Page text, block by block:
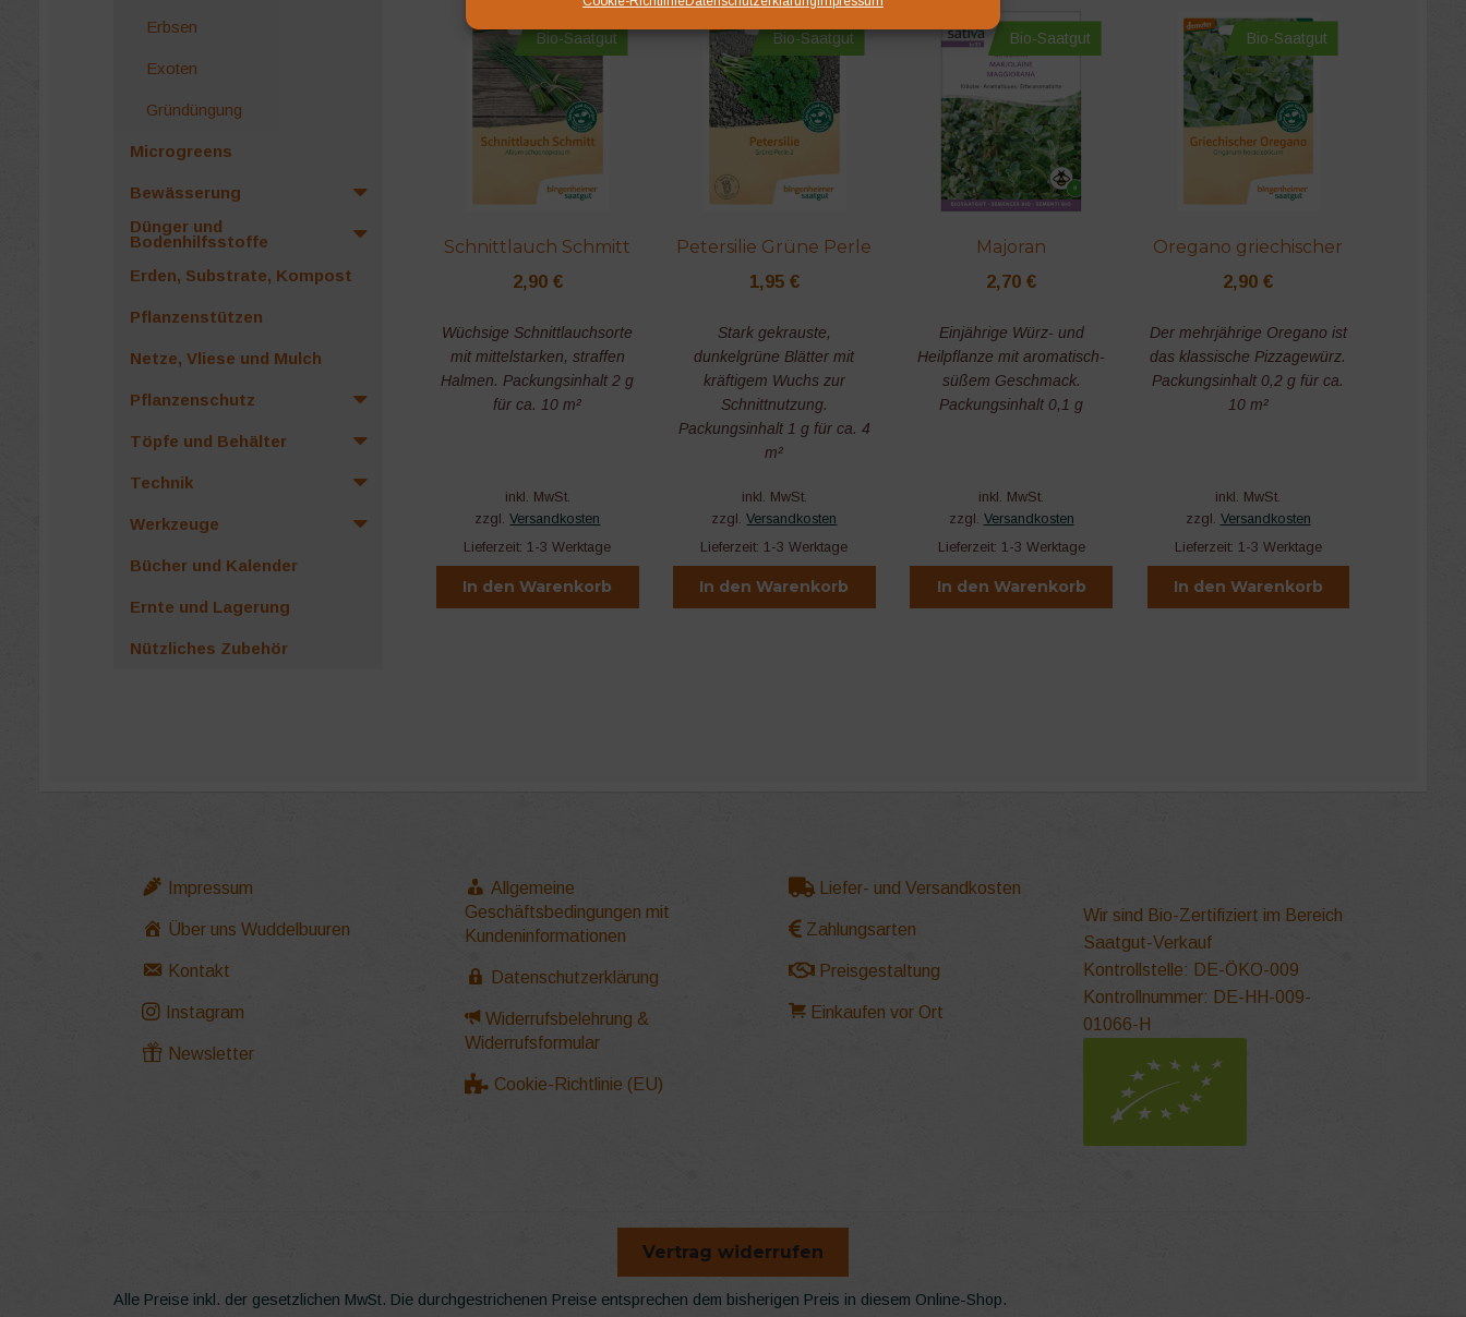
Bio-Saatgut
Schnittlauch Schmitt
2,90 €
Wüchsige Schnittlauchsorte
mit mittelstarken, straffen
Halmen. Packungsinhalt 2 g
für ca. 10 m²
inkl. MwSt.
zzgl.Versandkosten
Lieferzeit: 1-3 Werktage
In den Warenkorb
Bio-Saatgut
Petersilie Grüne Perle
1,95 €
Stark gekrauste,
dunkelgrüne Blätter mit
kräftigem Wuchs zur
Schnittnutzung.
Packungsinhalt 1 g für ca. 4
m²
inkl. MwSt.
zzgl.Versandkosten
Lieferzeit: 1-3 Werktage
In den Warenkorb
Bio-Saatgut
Majoran
2,70€
Einjährige Würz- und
Heilpflanze mit aromatisch-
süßem Geschmack.
Packungsinhalt 0,1 g
inkl. MwSt.
zzgl. Versandkosten
Lieferzeit: 1-3 Werktage
In den Warenkorb
Bio-Saatgut
Oregano griechischer
2,90€
Der mehrjährige Oregano ist
das klassische Pizzagewürz.
Packungsinhalt 0,2 g für ca.
10 m²
inkl. MwSt.
zzgl. Versandkosten
Lieferzeit: 1-3 Werktage
In den Warenkorb
Erbsen
Exoten
Gründüngung
Microgreens
Bewässerung
Dünger und
Bodenhilfsstoffe
Erden, Substrate, Kompost
Pflanzenstützen
Netze, Vliese und Mulch
Pflanzenschutz
Töpfe und Behälter
Technik
Werkzeuge
Bücher und Kalender
Ernte und Lagerung
Nützliches Zubehör
Impressum
Über uns Wuddelbuuren
Kontakt
Instagram
Newsletter
Allgemeine
Geschäftsbedingungen mit
Kundeninformationen
Datenschutzerklärung
Widerrufsbelehrung &
Widerrufsformular
Cookie-Richtlinie (EU)
Liefer- und Versandkosten
Zahlungsarten
Preisgestaltung
Einkaufen vor Ort
Wir sind Bio-Zertifiziert im Bereich
Saatgut-Verkauf
Kontrollstelle: DE-ÖKO-009
Kontrollnummer: DE-HH-009-
01066-H
Vertrag widerrufen
Alle Preise inkl. der gesetzlichen MwSt. Die durchgestrichenen Preise entsprechen dem bisherigen Preis in diesem Online-Shop.